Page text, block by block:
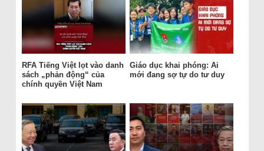
RFA Tiếng Việt lọt vào danh
sách „phản động“ của
chính quyền Việt Nam
Giáo dục khai phóng: Ai
mới đang sợ tự do tư duy